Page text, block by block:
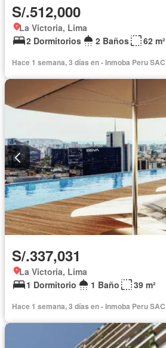
S/.512,000
La Victoria, Lima
2 Dormitorios
2 Baños 62 m²
Hace 1 semana, 3 días en - Inmoba Peru SAC
S/.337,031
La Victoria, Lima
1 Dormitorio
1 Baño 39 m²
Hace 1 semana, 3 días en - Inmoba Peru SAC